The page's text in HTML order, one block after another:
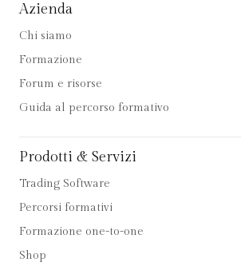
Azienda
Chi siamo
Formazione
Forum e risorse
Guida al percorso formativo
Prodotti & Servizi
Trading Software
Percorsi formativi
Formazione one-to-one
Shop